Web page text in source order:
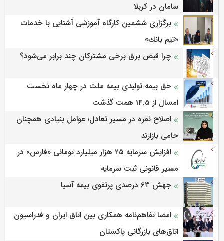
سامان در کربلا
برگزاری ششمین كارگاه آموزشی آشنایی با خدمات
«تیم بانك»
چرا قبض برق برخی مشترکان چند برابر می‌شود؟
حق بیمه تولیدی بیمه ملت در چهار ماه نخست
امسال از 14.5 همت گذشت
اصلاح نقره در مسیر تعادل؛ عوامل بنیادی همچنان
حامی بازارند
افزایش سرمایه ۲۵ هزار میلیارد تومانی «فارس» در
مسیر قانونی ثبت سرمایه
جهش ۶۳ درصدی پرتفوی بیمه آسیا
امضا تفاهم‌نامه همکاری بین اتاق ایران و فدراسیون
اتاق‌های بازرگانی پاکستان